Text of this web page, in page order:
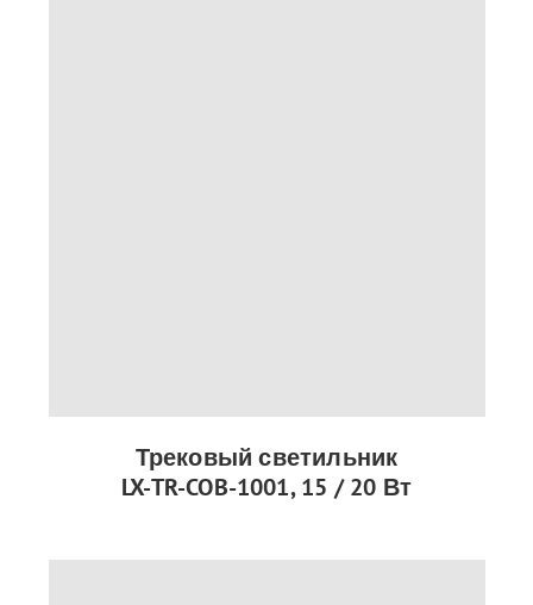
Трековый светильник
LX-TR-COB-1001, 15 / 20 Вт